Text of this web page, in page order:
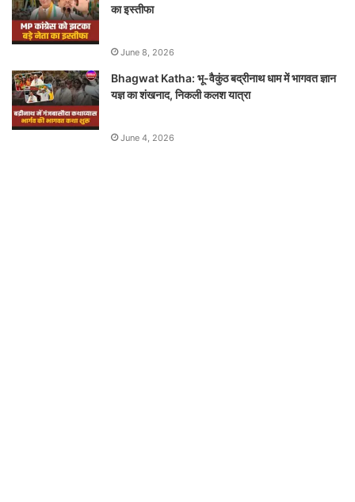
का इस्तीफा
June 8, 2026
Bhagwat Katha: भू-वैकुंठ बद्रीनाथ धाम में भागवत ज्ञान
यज्ञ का शंखनाद, निकली कलश यात्रा
June 4, 2026